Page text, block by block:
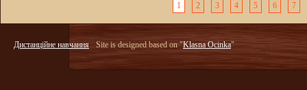
1 2 3 4 5 6 7
Дистанційне навчання Site is designed based on "Klasna Ocinka"